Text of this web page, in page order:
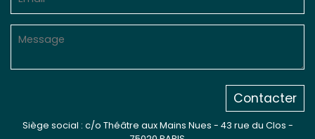
Contacter
Siège social : c/o Théâtre aux Mains Nues - 43 rue du Clos -